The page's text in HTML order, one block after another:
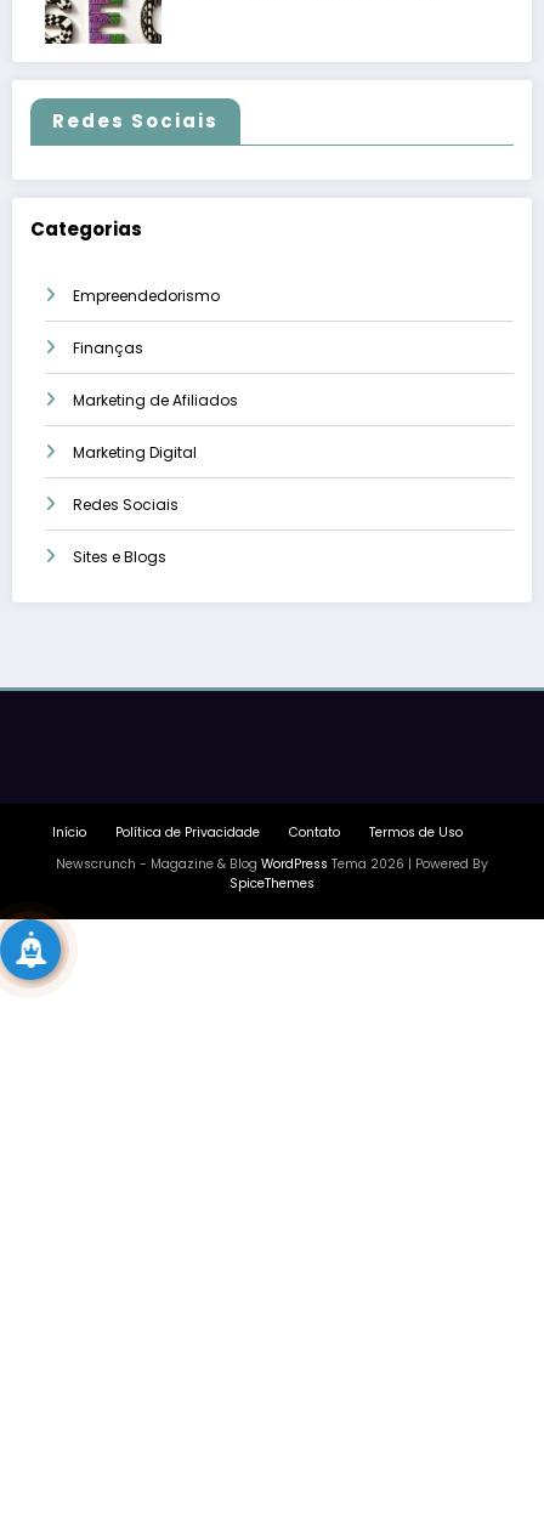
Redes Sociais
Categorias
Empreendedorismo
Finanças
Marketing de Afiliados
Marketing Digital
Redes Sociais
Sites e Blogs
Início Política de Privacidade Contato
Termos de Uso
Newscrunch - Magazine & Blog WordPress Tema 2026 | Powered By
SpiceThemes